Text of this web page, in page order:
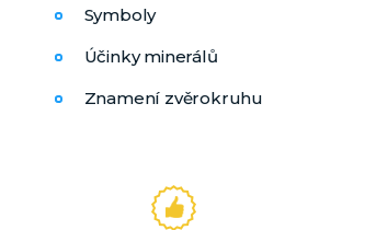
Symboly
Účinky minerálů
Znamení zvěrokruhu